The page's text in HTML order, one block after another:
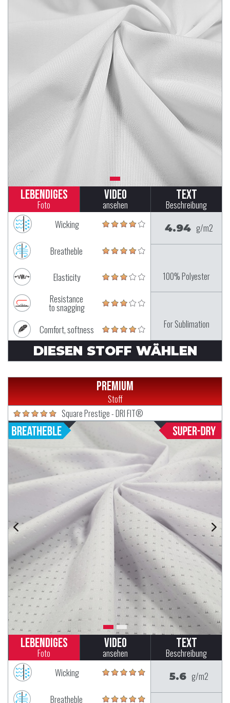
Lebendiges
Foto
Video
ansehen
Text
Beschreibung
Wicking
Breatheble
Elasticity
Resistance
to snagging
Comfort, softness
4.94 g/m2
100% Polyester
For Sublimation
DIESEN STOFF WÄHLEN
Premium
Stoff
Square Prestige - DRI FIT®
Lebendiges
Foto
Video
ansehen
Text
Beschreibung
Wicking
Breatheble
5.6 g/m2